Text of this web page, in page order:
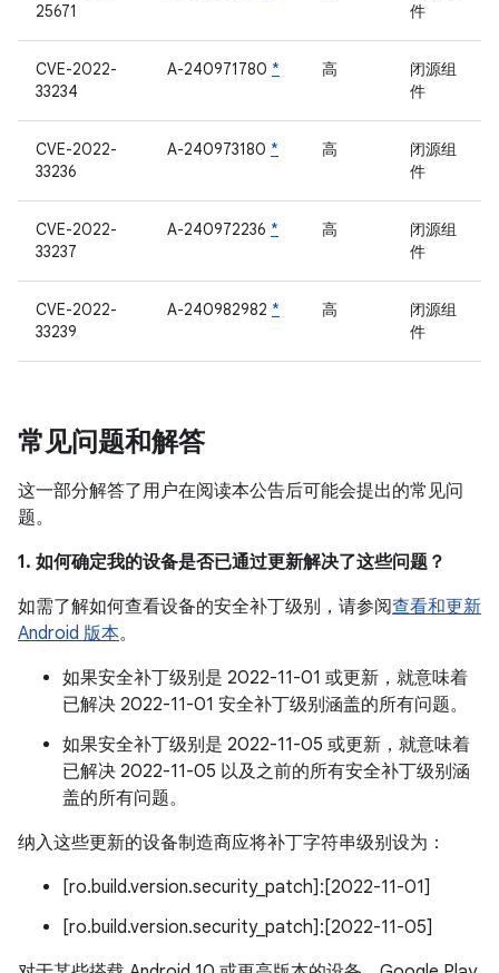
25671
件
CVE-2022-
33234
A-240971780 * 高
闭源组
件
CVE-2022-
33236
A-240973180 * 高
闭源组
件
CVE-2022-
33237
A-240972236 * 高
闭源组
件
CVE-2022-
33239
A-240982982 * 高
闭源组
件
常见问题和解答
这一部分解答了用户在阅读本公告后可能会提出的常见问
题。
1. 如何确定我的设备是否已通过更新解决了这些问题？
如需了解如何查看设备的安全补丁级别，请参阅查看和更新
Android 版本。
如果安全补丁级别是 2022-11-01 或更新，就意味着
已解决 2022-11-01 安全补丁级别涵盖的所有问题。
如果安全补丁级别是 2022-11-05 或更新，就意味着
已解决 2022-11-05 以及之前的所有安全补丁级别涵
盖的所有问题。
纳入这些更新的设备制造商应将补丁字符串级别设为：
[ro.build.version.security_patch]:[2022-11-01]
[ro.build.version.security_patch]:[2022-11-05]